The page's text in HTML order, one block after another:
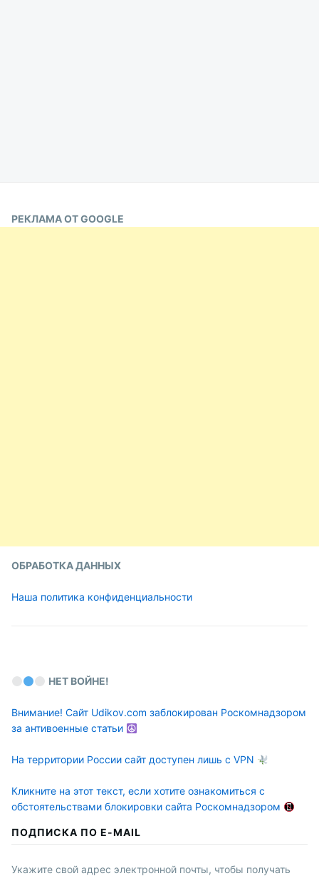
РЕКЛАМА ОТ GOOGLE
ОБРАБОТКА ДАННЫХ
Наша политика конфиденциальности
НЕТ ВОЙНЕ!
Внимание! Сайт Udikov.com заблокирован Роскомнадзором
за антивоенные статьи
На территории России сайт доступен лишь с VPN
Кликните на этот текст, если хотите ознакомиться с
обстоятельствами блокировки сайта Роскомнадзором
ПОДПИСКА ПО E-MAIL
Укажите свой адрес электронной почты, чтобы получать